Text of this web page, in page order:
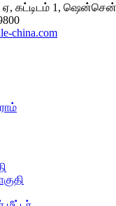
ஏ, கட்டிடம் 1,
china.com